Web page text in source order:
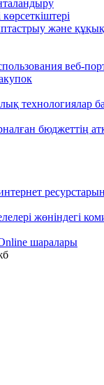
және
веб-
технологиялар
бюджеттің
жөніндегі
шаралары